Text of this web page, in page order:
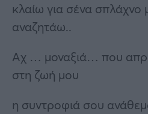
κλαίω για σένα σπλάχνο
αναζητάω..
Αχ … μοναξιά… που
στη ζωή μου
η συντροφιά σου